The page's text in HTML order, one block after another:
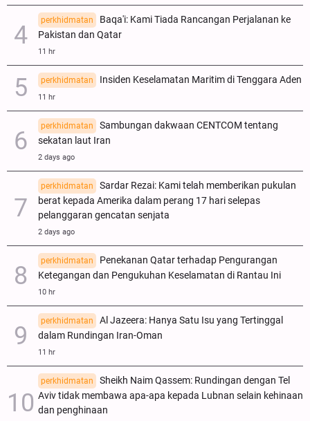
perkhidmatan
Baqa'i: Kami Tiada Rancangan Perjalanan ke
Pakistan dan Qatar
11 hr
perkhidmatan Insiden Keselamatan Maritim di Tenggara Aden
11 hr
perkhidmatan
Sambungan dakwaan CENTCOM tentang
sekatan laut Iran
2 days ago
perkhidmatan
Sardar Rezai: Kami telah memberikan pukulan
berat kepada Amerika dalam perang 17 hari selepas
pelanggaran gencatan senjata
2 days ago
perkhidmatan
Penekanan Qatar terhadap Pengurangan
Ketegangan dan Pengukuhan Keselamatan di Rantau Ini
10 hr
perkhidmatan
Al Jazeera: Hanya Satu Isu yang Tertinggal
dalam Rundingan Iran-Oman
11 hr
perkhidmatan
Sheikh Naim Qassem: Rundingan dengan Tel
Aviv tidak membawa apa-apa kepada Lubnan selain kehinaan
dan penghinaan